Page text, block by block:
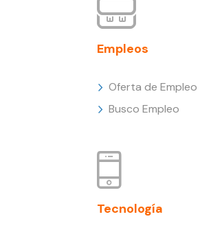
Empleos
Oferta de Empleo
Busco Empleo
Tecnología